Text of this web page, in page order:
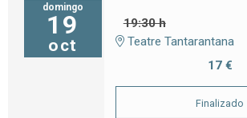
domingo
19
oct
19:30 h
Teatre Tantarantana
17 €
Finalizado